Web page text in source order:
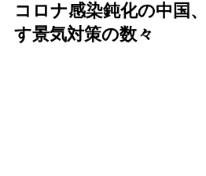
コロナ感染鈍化の中国
す景気対策の数々